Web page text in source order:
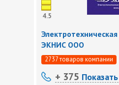
4.5
ЭКНИС ООО
2737 товаров компании
+ 375